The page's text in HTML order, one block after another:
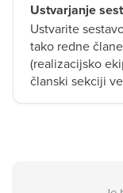
Ustvarjanje
Ustvarite
tako redne
(realizacijsko
članski sekciji